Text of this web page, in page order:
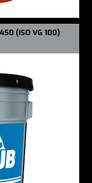
(ISO VG 100)